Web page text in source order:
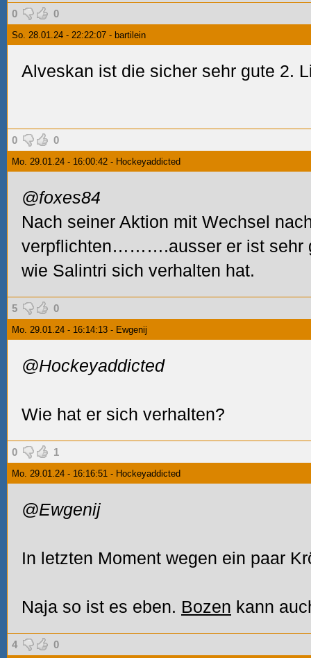
0 0
So. 28.01.24 - 22:22:07 - bartilein
Alveskan ist die sicher sehr gute 2.
0 0
Mo. 29.01.24 - 16:00:42 - Hockeyaddicted
@foxes84
Nach seiner Aktion mit Wechsel
verpflichten……….ausser er ist sehr
wie Salintri sich verhalten hat.
5 0
Mo. 29.01.24 - 16:14:13 - Ewgenij
@Hockeyaddicted
Wie hat er sich verhalten?
0 1
Mo. 29.01.24 - 16:16:51 - Hockeyaddicted
@Ewgenij
In letzten Moment wegen ein paar
Naja so ist es eben. Bozen kann
4 0